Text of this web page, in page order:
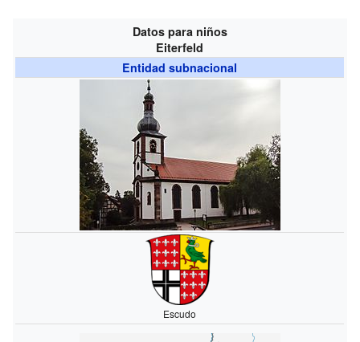
Datos para niños
Eiterfeld
Entidad subnacional
Escudo